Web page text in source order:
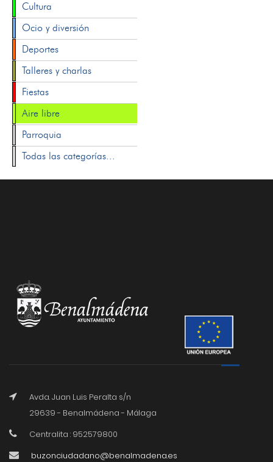
Cultura
Ocio y diversión
Deportes
Talleres y charlas
Fiestas
Aire libre
Parroquia
Todas las categorías...
Avda. Juan Luis Peralta s/n
29639 - Benalmádena - Málaga
Centralita : 952579800
buzonciudadano@benalmadena.es